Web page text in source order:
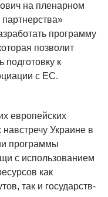
на пленарном
программу
позволит
подготовку к
с ЕС.
европейских
Украине в
программы
с использованием
как
так и государств-